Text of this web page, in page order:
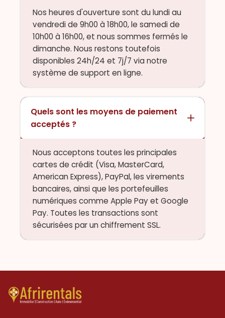
Nos heures d'ouverture sont du lundi au
vendredi de 9h00 à 18h00, le samedi de
10h00 à 16h00, et nous sommes fermés le
dimanche. Nous restons toutefois
disponibles 24h/24 et 7j/7 via notre
système de support en ligne.
Quels sont les moyens de paiement
acceptés ?
Nous acceptons toutes les principales
cartes de crédit (Visa, MasterCard,
American Express), PayPal, les virements
bancaires, ainsi que les portefeuilles
numériques comme Apple Pay et Google
Pay. Toutes les transactions sont
sécurisées par un chiffrement SSL.